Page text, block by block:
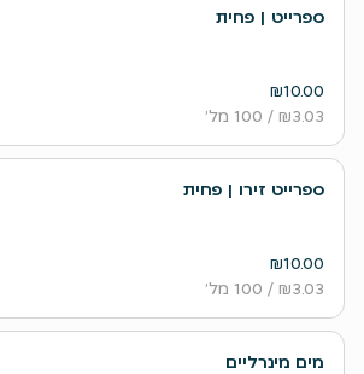
ספרייט | פחית
₪10.00
₪3.03 / 100 מל׳
ספרייט זירו | פחית
₪10.00
₪3.03 / 100 מל׳
מים מינרליים